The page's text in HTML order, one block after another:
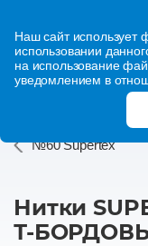
Наш сайт использует
использовании
на использование
уведомлением в
№60 Supertex
Нитки
Т-